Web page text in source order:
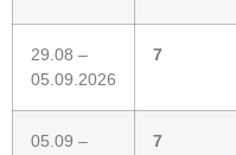
29.08 –
05.09.2026
7
05.09 –
7